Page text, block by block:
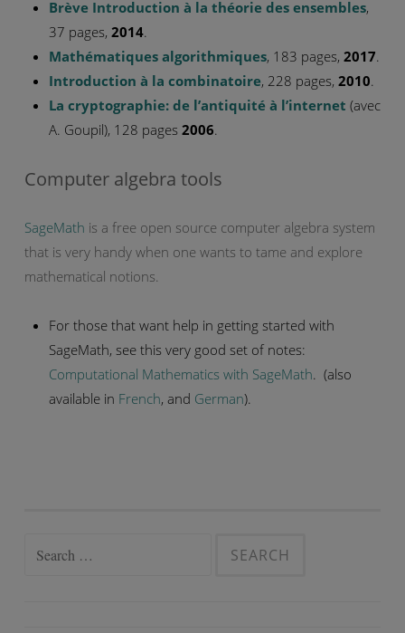
Brève Introduction à la théorie des ensembles,
37 pages, 2014.
Mathématiques algorithmiques, 183 pages, 2017.
Introduction à la combinatoire, 228 pages, 2010.
La cryptographie: de l’antiquité à l’internet (avec
A. Goupil), 128 pages 2006.
Computer algebra tools
SageMath is a free open source computer algebra system
that is very handy when one wants to tame and explore
mathematical notions.
For those that want help in getting started with
SageMath, see this very good set of notes:
Computational Mathematics with SageMath. (also
available in French, and German).
Search